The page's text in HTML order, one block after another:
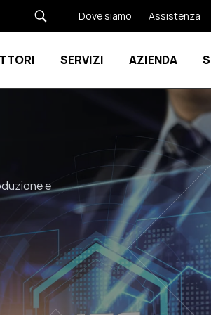
Dove siamo Assistenza
Show submenu for Movisped Show submenu for SETTORI
SERVIZI AZIENDA
e